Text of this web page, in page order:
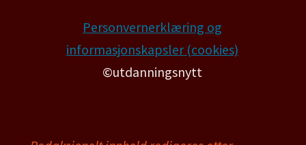
Personvernerklæring og
informasjonskapsler (cookies)
©utdanningsnytt